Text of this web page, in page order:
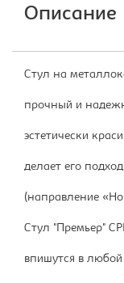
Описание
Стул на
прочный и
эстетически
делает его
(направление
Стул "Премьер"
впишутся в любой